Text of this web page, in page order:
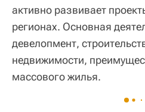
активно развивает
регионах. Основная
девелопмент,
недвижимости,
массового жилья.